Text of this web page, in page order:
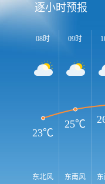
逐小时预报
08时
东北风
09时
东南风
23℃
25℃